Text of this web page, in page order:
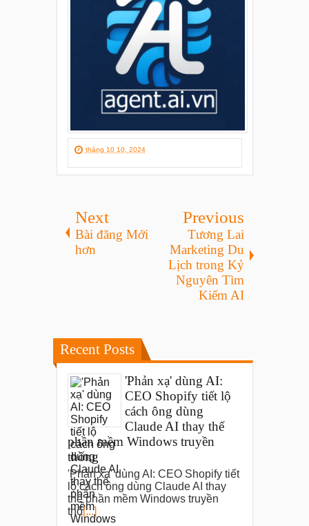
tháng 10 10, 2024
Next
Bài đăng Mới
hơn
Previous
Tương Lai
Marketing Du
Lịch trong Kỷ
Nguyên Tìm
Kiếm AI
Recent Posts
'Phản xạ' dùng AI:
CEO Shopify tiết lộ
cách ông dùng
Claude AI thay thế
phần mềm Windows truyền
thống
'Phản xạ' dùng AI: CEO Shopify tiết
lộ cách ông dùng Claude AI thay
thế phần mềm Windows truyền
thố[...]